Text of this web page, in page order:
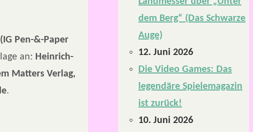
Pen-&-Paper
an: Heinrich-
Matters Verlag,
.
dem Berg“ (Das Schwarze
Auge)
12. Juni 2026
Die Video Games: Das
legendäre Spielemagazin
ist zurück!
10. Juni 2026